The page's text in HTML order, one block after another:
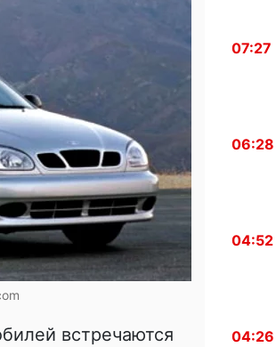
встречаются
07:27
06:28
04:52
04:26